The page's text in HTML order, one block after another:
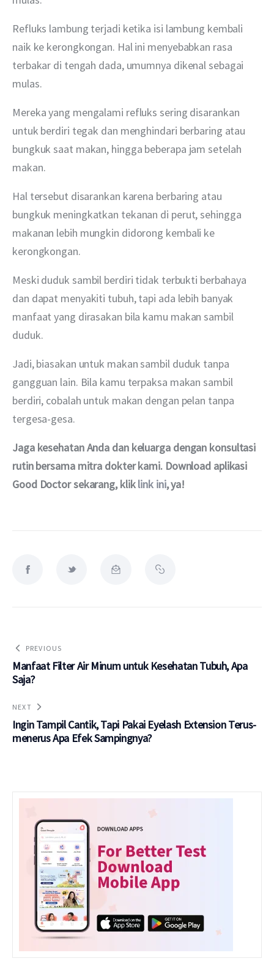
Refluks lambung terjadi ketika isi lambung kembali
naik ke kerongkongan. Hal ini menyebabkan rasa
terbakar di tengah dada, umumnya dikenal sebagai
mulas.
Mereka yang mengalami refluks sering disarankan
untuk berdiri tegak dan menghindari berbaring atau
bungkuk saat makan, hingga beberapa jam setelah
makan.
Hal tersebut disarankan karena berbaring atau
bungkuk meningkatkan tekanan di perut, sehingga
makanan lebih mungkin didorong kembali ke
kerongkongan.
Meski duduk sambil berdiri tidak terbukti berbahaya
dan dapat menyakiti tubuh, tapi ada lebih banyak
manfaat yang dirasakan bila kamu makan sambil
duduk.
Jadi, biasakan untuk makan sambil duduk tanpa
gangguan lain. Bila kamu terpaksa makan sambil
berdiri, cobalah untuk makan dengan pelan tanpa
tergesa-gesa.
Jaga kesehatan Anda dan keluarga dengan konsultasi
rutin bersama mitra dokter kami. Download aplikasi
Good Doctor sekarang, klik link ini, ya!
PREVIOUS
Manfaat Filter Air Minum untuk Kesehatan Tubuh, Apa
Saja?
NEXT
Ingin Tampil Cantik, Tapi Pakai Eyelash Extension Terus-
menerus Apa Efek Sampingnya?